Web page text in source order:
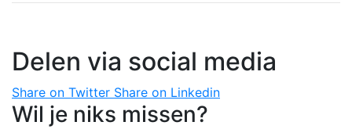
Delen via social media
Share on Twitter Share on Linkedin
Wil je niks missen?